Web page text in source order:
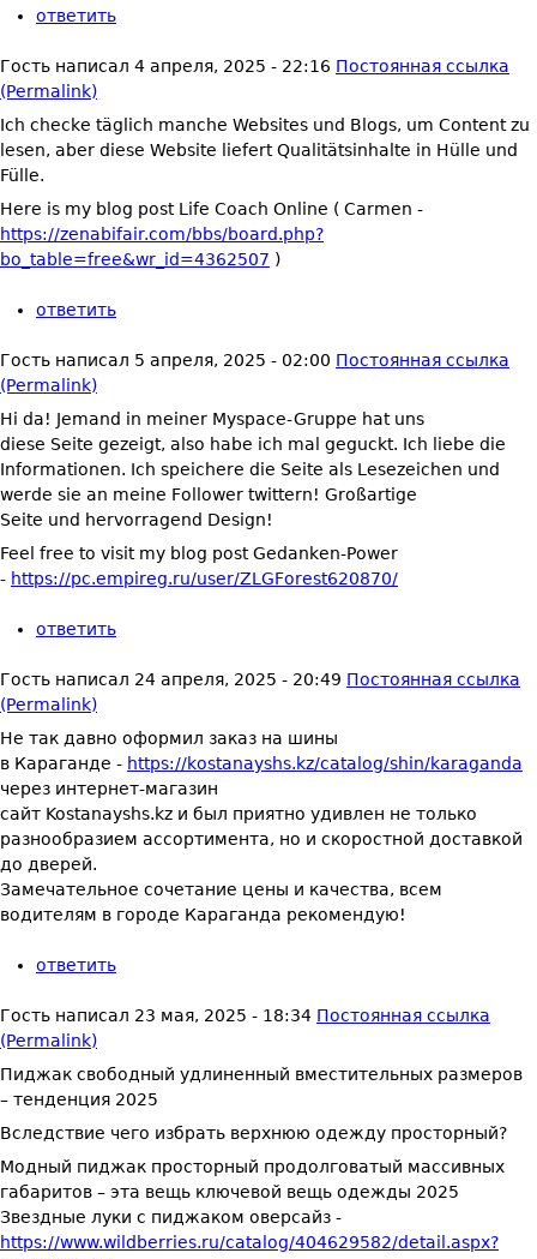
ответить
Гость написал 4 апреля, 2025 - 22:16 Постоянная ссылка
(Permalink)
Ich checke täglich manche Websites und Blogs, um Content zu
lesen, aber diese Website liefert Qualitätsinhalte in Hülle und
Fülle.
Here is my blog post Life Coach Online ( Carmen -
https://zenabifair.com/bbs/board.php?
bo_table=free&wr_id=4362507 )
ответить
Гость написал 5 апреля, 2025 - 02:00 Постоянная ссылка
(Permalink)
Hi da! Jemand in meiner Myspace-Gruppe hat uns
diese Seite gezeigt, also habe ich mal geguckt. Ich liebe die
Informationen. Ich speichere die Seite als Lesezeichen und
werde sie an meine Follower twittern! Großartige
Seite und hervorragend Design!
Feel free to visit my blog post Gedanken-Power
- https://pc.empireg.ru/user/ZLGForest620870/
ответить
Гость написал 24 апреля, 2025 - 20:49 Постоянная ссылка
(Permalink)
Не так давно оформил заказ на шины
в Караганде - https://kostanayshs.kz/catalog/shin/karaganda
через интернет-магазин
сайт Kostanayshs.kz и был приятно удивлен не только
разнообразием ассортимента, но и скоростной доставкой
до дверей.
Замечательное сочетание цены и качества, всем
водителям в городе Караганда рекомендую!
ответить
Гость написал 23 мая, 2025 - 18:34 Постоянная ссылка
(Permalink)
Пиджак свободный удлиненный вместительных размеров
– тенденция 2025
Вследствие чего избрать верхнюю одежду просторный?
Модный пиджак просторный продолговатый массивных
габаритов – эта вещь ключевой вещь одежды 2025
Звездные луки с пиджаком оверсайз -
https://www.wildberries.ru/catalog/404629582/detail.aspx?